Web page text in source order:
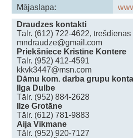
Mājaslapa:
Draudzes kontakti
Tālr. (612) 722-4622,
mndraudze@gmail.com
Priekšniece Kristīne Kontere
Tālr. (952) 412-4591
kkvk3447@msn.com
Dāmu kom. darba grupu
Ilga Dulbe
Tālr. (952) 884-2628
‍Ilze Grotāne
‍Tālr. (612) 781-9883
Aija Vikmane
‍Tālr. (952) 920-7127